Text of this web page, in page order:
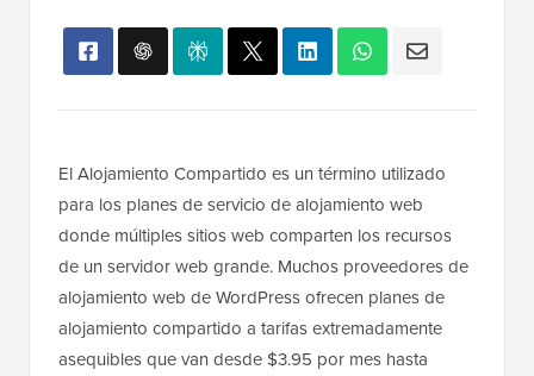
El Alojamiento Compartido es un término utilizado
para los planes de servicio de alojamiento web
donde múltiples sitios web comparten los recursos
de un servidor web grande. Muchos proveedores de
alojamiento web de WordPress ofrecen planes de
alojamiento compartido a tarifas extremadamente
asequibles que van desde $3.95 por mes hasta